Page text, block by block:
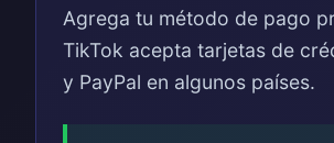
Agrega tu método de pago
TikTok acepta tarjetas de
y PayPal en algunos países.